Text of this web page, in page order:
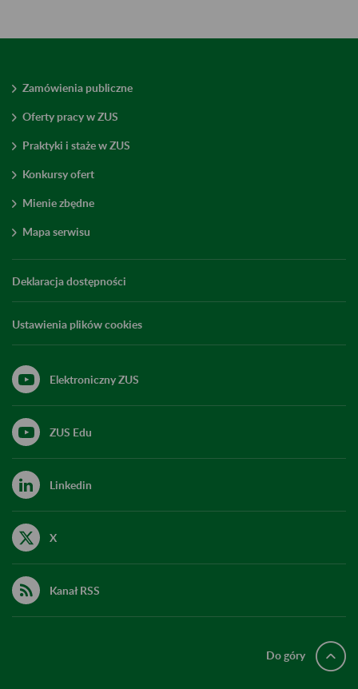
Zamówienia publiczne
Oferty pracy w ZUS
Praktyki i staże w ZUS
Konkursy ofert
Mienie zbędne
Mapa serwisu
Deklaracja dostępności
Ustawienia plików cookies
Elektroniczny ZUS
ZUS Edu
Linkedin
X
Kanał RSS
Do góry